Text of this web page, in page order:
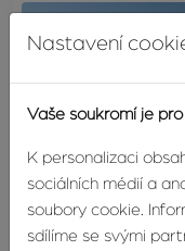
Nastavení
Vaše soukromí je
K personalizaci
sociálních médií a
soubory cookie.
sdílíme se svými